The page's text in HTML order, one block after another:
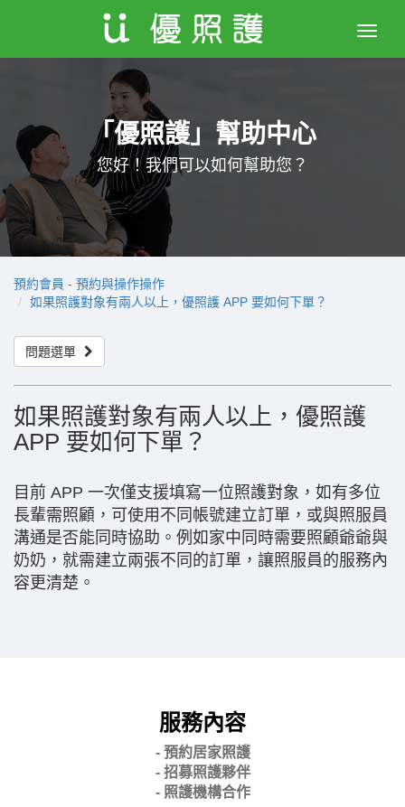
Toggle
「優照護」幫助中心
您好！我們可以如何幫助您？
預約會員 - 預約與操作操作
如果照護對象有兩人以上，優照護 APP 要如何下單？
問題選單
如果照護對象有兩人以上，優照護
APP 要如何下單？
目前 APP 一次僅支援填寫一位照護對象，如有多位
長輩需照顧，可使用不同帳號建立訂單，或與照服員
溝通是否能同時協助。例如家中同時需要照顧爺爺與
奶奶，就需建立兩張不同的訂單，讓照服員的服務內
容更清楚。
服務內容
- 預約居家照護
- 招募照護夥伴
- 照護機構合作